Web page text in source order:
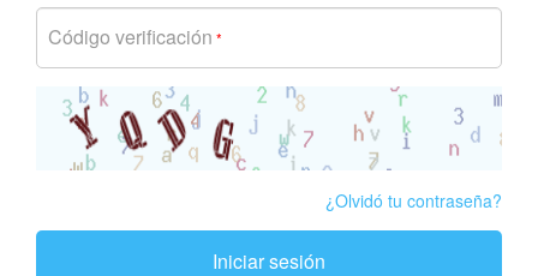
Código verificación *
¿Olvidó tu contraseña?
Iniciar sesión